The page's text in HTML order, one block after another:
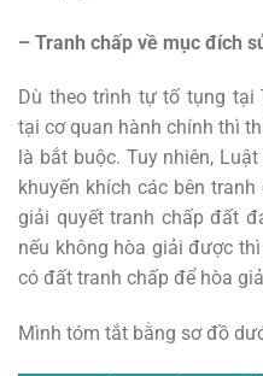
– Tranh chấp về mục đích
Dù theo trình tự tố tụng
tại cơ quan hành chính thì
là bắt buộc. Tuy nhiên,
khuyến khích các bên
giải quyết tranh chấp đất
nếu không hòa giải được
có đất tranh chấp để hòa
Mình tóm tắt bằng sơ đồ